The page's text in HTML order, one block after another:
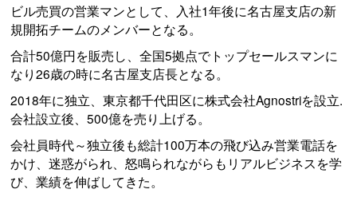
ビル売買の営業マンとして、入社1年後に名古屋支店の新
規開拓チームのメンバーとなる。
合計50億円を販売し、全国5拠点でトップセールスマンに
なり26歳の時に名古屋支店長となる。
2018年に独立、東京都千代田区に株式会社Agnostriを設立.
会社設立後、500億を売り上げる。
会社員時代～独立後も総計100万本の飛び込み営業電話を
かけ、迷惑がられ、怒鳴られながらもリアルビジネスを学
び、業績を伸ばしてきた。